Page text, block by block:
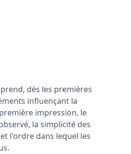
dès les premières
influençant la
impression, le
la simplicité des
l'ordre dans lequel les